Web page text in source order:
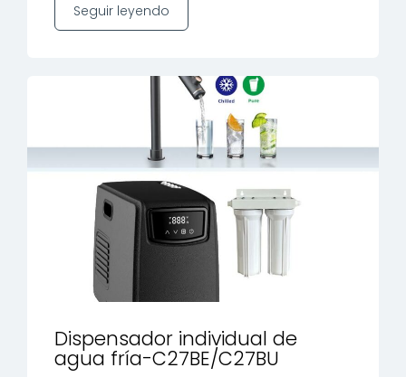
Seguir leyendo
Dispensador individual de
agua fría-C27BE/C27BU